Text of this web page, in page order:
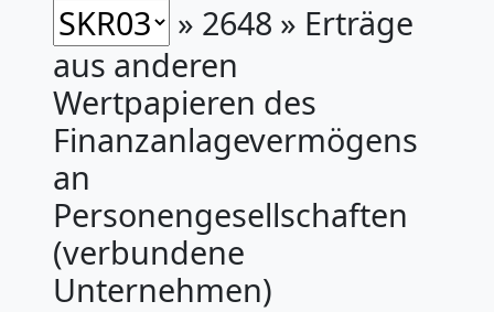
» 2648 » Erträge
aus anderen
Wertpapieren des
Finanzanlagevermögens
an
Personengesellschaften
(verbundene
Unternehmen)